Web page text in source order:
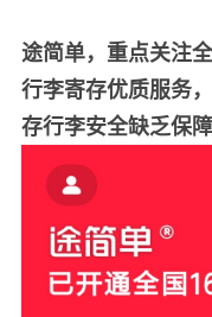
途简单，重点关注
行李寄存优质服务
存行李安全缺乏保障